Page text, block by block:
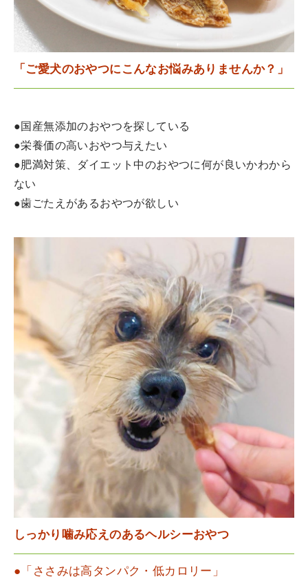
「ご愛犬のおやつにこんなお悩みありませんか？」
●国産無添加のおやつを探している
●栄養価の高いおやつ与えたい
●肥満対策、ダイエット中のおやつに何が良いかわから
ない
●歯ごたえがあるおやつが欲しい
しっかり噛み応えのあるヘルシーおやつ
●「ささみは高タンパク・低カロリー」